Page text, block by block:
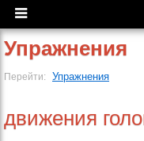
Упражнения
Перейти: Упражнения
движения